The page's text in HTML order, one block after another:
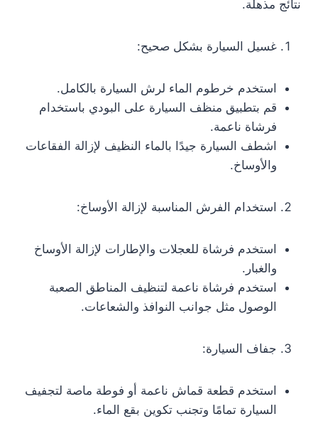
نتائج مذهلة.
غسيل السيارة بشكل صحيح:
استخدم خرطوم الماء لرش السيارة بالكامل.
قم بتطبيق منظف السيارة على البودي باستخدام
فرشاة ناعمة.
اشطف السيارة جيدًا بالماء النظيف لإزالة الفقاعات
والأوساخ.
استخدام الفرش المناسبة لإزالة الأوساخ:
استخدم فرشاة للعجلات والإطارات لإزالة الأوساخ
والغبار.
استخدم فرشاة ناعمة لتنظيف المناطق الصعبة
الوصول مثل جوانب النوافذ والشعاعات.
جفاف السيارة:
استخدم قطعة قماش ناعمة أو فوطة ماصة لتجفيف
السيارة تمامًا وتجنب تكوين بقع الماء.